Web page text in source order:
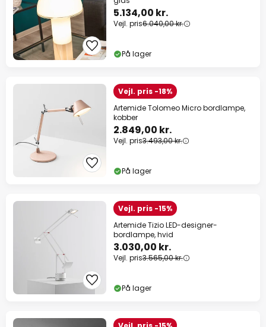
5.134,00 kr.
Vejl. pris6.040,00 kr.
På lager
Vejl. pris -18%
Artemide Tolomeo Micro bordlampe,
kobber
2.849,00 kr.
Vejl. pris3.493,00 kr.
På lager
Vejl. pris -15%
Artemide Tizio LED-designer-
bordlampe, hvid
3.030,00 kr.
Vejl. pris3.565,00 kr.
På lager